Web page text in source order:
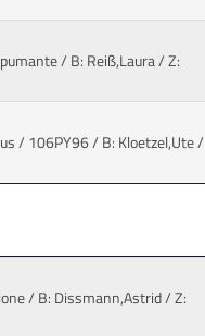
/ B: Reiß,Laura / Z:
/ 106PY96 / B: Kloetzel,Ute /
/ B: Dissmann,Astrid / Z: